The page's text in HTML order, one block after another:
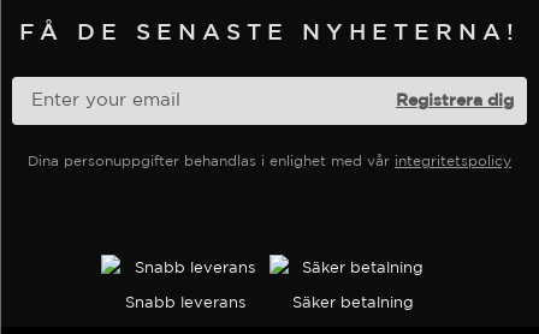
väljas
produktsidan
FÅ DE SENASTE NYHETERNA!
Dina personuppgifter behandlas i enlighet med vår integritetspolicy
Snabb leverans Säker betalning